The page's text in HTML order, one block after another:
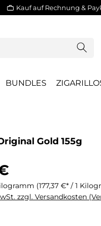
Kauf auf Rechnung &
BUNDLES
Gold 155g
(177,37 €* / 1
zzgl. Versandkosten